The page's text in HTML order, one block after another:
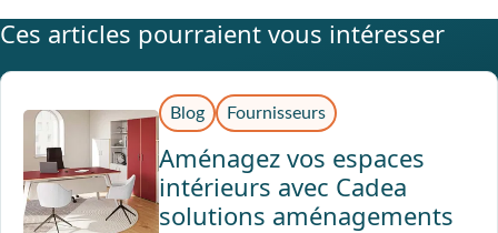
Ces articles pourraient vous intéresser
Blog Fournisseurs
Aménagez vos espaces
intérieurs avec Cadea
solutions aménagements